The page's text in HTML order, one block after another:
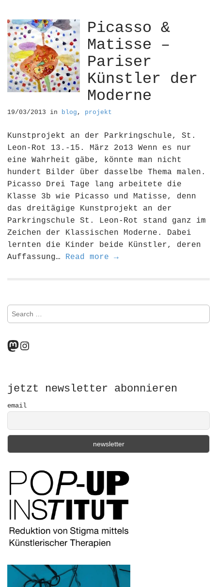
Picasso &
Matisse –
Pariser
Künstler der
Moderne
19/03/2013 in blog , projekt
Kunstprojekt an der Parkringschule, St.
Leon-Rot 13.-15. März 2o13 Wenn es nur
eine Wahrheit gäbe, könnte man nicht
hundert Bilder über dasselbe Thema malen.
Picasso Drei Tage lang arbeitete die
Klasse 3b wie Picasso und Matisse, denn
das dreitägige Kunstprojekt an der
Parkringschule St. Leon-Rot stand ganz im
Zeichen der Klassischen Moderne. Dabei
lernten die Kinder beide Künstler, deren
Auffassung… Read more →
S
c
r
:
Mastodon
Instagram
jetzt newsletter abonnieren
email